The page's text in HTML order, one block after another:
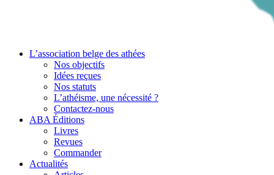
L’association belge des athées
Nos objectifs
Idées reçues
Nos statuts
L’athéisme, une nécessité ?
Contactez-nous
ABA Éditions
Livres
Revues
Commander
Actualités